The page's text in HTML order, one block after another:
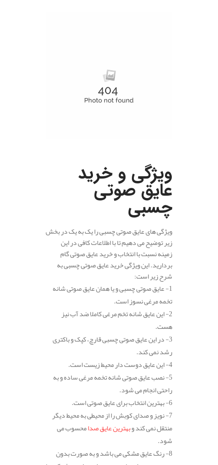
ویژگی و خرید
عایق صوتی
چسبی
ویژگی های عایق صوتی چسبی را یک به یک در بخش
زیر توضیح می دهیم تا با اطلاعات کافی در این
زمینه نسبت با انتخاب و خرید عایق صوتی گام
بردارید. این ویژگی خرید عایق صوتی چسبی به
شرح زیر است:
1- عایق صوتی چسبی و یا همان عایق صوتی شانه
تخمه مرغی نسوز است.
2- این عایق شانه تخم مرغی کاملا ضد آب نیز
هست.
3- در این عایق صوتی چسبی قارچ، کپک و باکتری
رشد نمی کند.
4- این عایق دوست دار محیط زیست است.
5- نصب عایق صوتی شانه تخمه مرغی ساده و به
راحتی انجام می شود.
6- بهترین انتخاب برای عایق صوتی است.
7- نویز و صدای کوبش را از محیطی به محیط دیگر
منتقل نمی کند وبهترین عایق صدامحسوب می
شود.
8- رنگ عایق مشکی می باشد و به صورت بدون